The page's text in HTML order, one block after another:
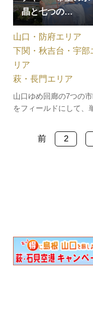
様に献上するという全
にも珍しい神事です。
この神事の…
晶と七つの…
山口ゆめ回廊の7つの
をフィールドにして、
場でしか味わうことの
ない体験やサービス、
を楽しむことができる
山口・防府エリア
下関・秋吉台・宇部
リア
萩・長門エリア
前 2